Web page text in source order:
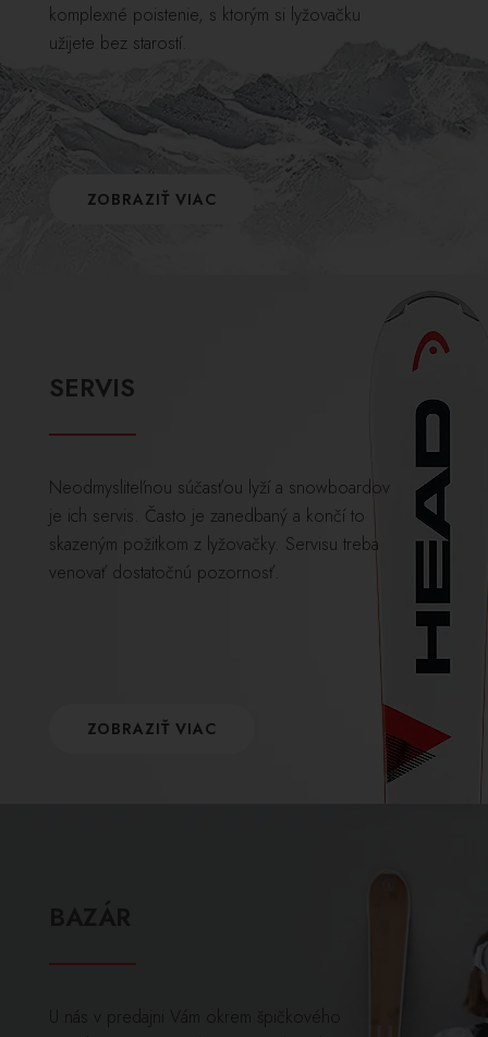
komplexné poistenie, s ktorým si lyžovačku
užijete bez starostí.
ZOBRAZIŤ VIAC
SERVIS
Neodmysliteľnou súčasťou lyží a snowboardov
je ich servis. Často je zanedbaný a končí to
skazeným požitkom z lyžovačky. Servisu treba
venovať dostatočnú pozornosť.
ZOBRAZIŤ VIAC
U nás v predajni Vám okrem špičkového